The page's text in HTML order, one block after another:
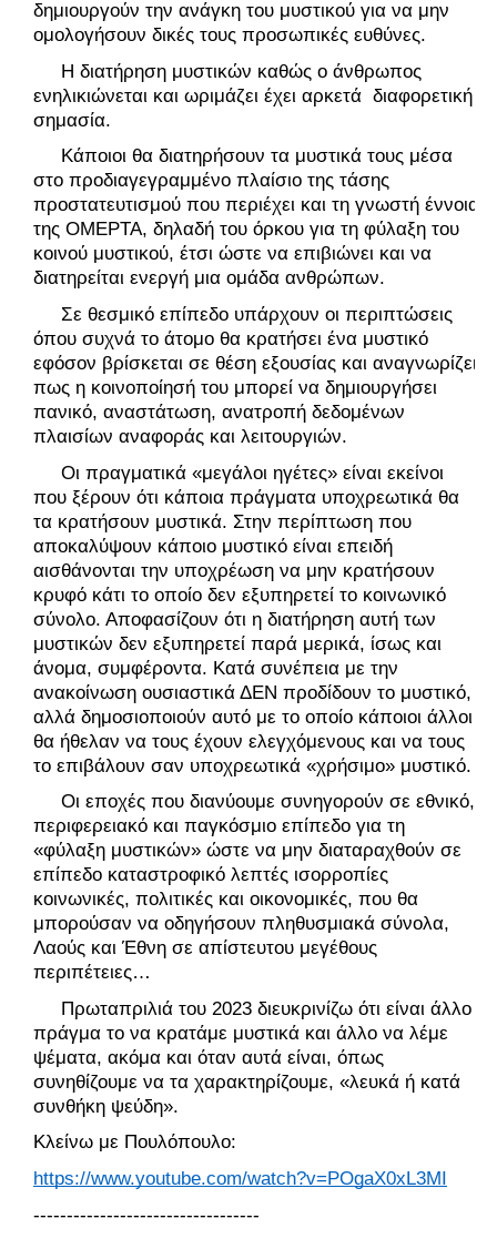
δημιουργούν την ανάγκη του μυστικού για να μην
ομολογήσουν δικές τους προσωπικές ευθύνες.
Η διατήρηση μυστικών καθώς ο άνθρωπος
ενηλικιώνεται και ωριμάζει έχει αρκετά  διαφορετική
σημασία.
Κάποιοι θα διατηρήσουν τα μυστικά τους μέσα
στο προδιαγεγραμμένο πλαίσιο της τάσης
προστατευτισμού που περιέχει και τη γνωστή έννοια
της ΟΜΕΡΤΑ, δηλαδή του όρκου για τη φύλαξη του
κοινού μυστικού, έτσι ώστε να επιβιώνει και να
διατηρείται ενεργή μια ομάδα ανθρώπων.
Σε θεσμικό επίπεδο υπάρχουν οι περιπτώσεις
όπου συχνά το άτομο θα κρατήσει ένα μυστικό
εφόσον βρίσκεται σε θέση εξουσίας και αναγνωρίζει
πως η κοινοποίησή του μπορεί να δημιουργήσει
πανικό, αναστάτωση, ανατροπή δεδομένων
πλαισίων αναφοράς και λειτουργιών.
Οι πραγματικά «μεγάλοι ηγέτες» είναι εκείνοι
που ξέρουν ότι κάποια πράγματα υποχρεωτικά θα
τα κρατήσουν μυστικά. Στην περίπτωση που
αποκαλύψουν κάποιο μυστικό είναι επειδή
αισθάνονται την υποχρέωση να μην κρατήσουν
κρυφό κάτι το οποίο δεν εξυπηρετεί το κοινωνικό
σύνολο. Αποφασίζουν ότι η διατήρηση αυτή των
μυστικών δεν εξυπηρετεί παρά μερικά, ίσως και
άνομα, συμφέροντα. Κατά συνέπεια με την
ανακοίνωση ουσιαστικά ΔΕΝ προδίδουν το μυστικό,
αλλά δημοσιοποιούν αυτό με το οποίο κάποιοι άλλοι
θα ήθελαν να τους έχουν ελεγχόμενους και να τους
το επιβάλουν σαν υποχρεωτικά «χρήσιμο» μυστικό.
Οι εποχές που διανύουμε συνηγορούν σε εθνικό,
περιφερειακό και παγκόσμιο επίπεδο για τη
«φύλαξη μυστικών» ώστε να μην διαταραχθούν σε
επίπεδο καταστροφικό λεπτές ισορροπίες
κοινωνικές, πολιτικές και οικονομικές, που θα
μπορούσαν να οδηγήσουν πληθυσμιακά σύνολα,
Λαούς και Έθνη σε απίστευτου μεγέθους
περιπέτειες…
Πρωταπριλιά του 2023 διευκρινίζω ότι είναι άλλο
πράγμα το να κρατάμε μυστικά και άλλο να λέμε
ψέματα, ακόμα και όταν αυτά είναι, όπως
συνηθίζουμε να τα χαρακτηρίζουμε, «λευκά ή κατά
συνθήκη ψεύδη».
Κλείνω με Πουλόπουλο:
https://www.youtube.com/watch?v=POgaX0xL3MI
----------------------------------